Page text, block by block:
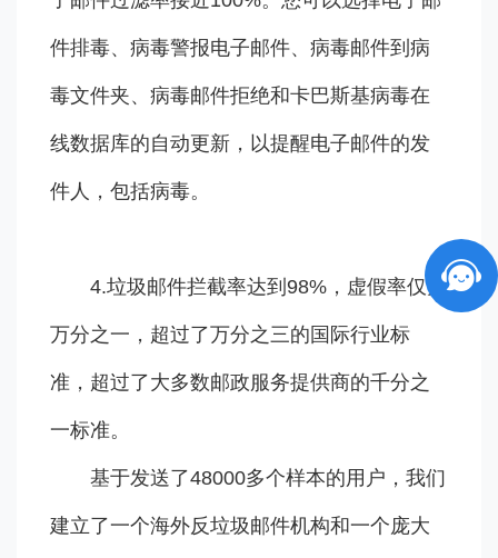
件排毒、病毒警报电子邮件、病毒邮件到病
毒文件夹、病毒邮件拒绝和卡巴斯基病毒在
线数据库的自动更新，以提醒电子邮件的发
件人，包括病毒。
4.垃圾邮件拦截率达到98%，虚假率仅为
万分之一，超过了万分之三的国际行业标
准，超过了大多数邮政服务提供商的千分之
一标准。
基于发送了48000多个样本的用户，我们
建立了一个海外反垃圾邮件机构和一个庞大